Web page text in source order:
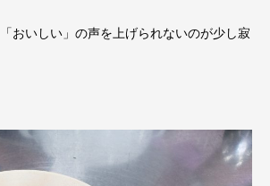
おいしい」の声を上げられないのが少し寂